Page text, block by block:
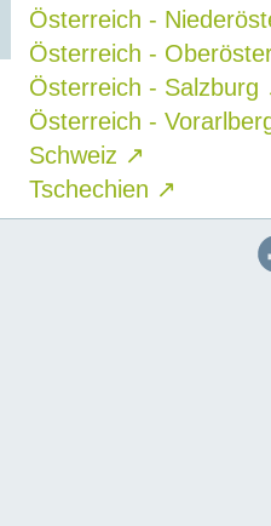
Österreich -
Österreich -
Österreich - Salzburg
Österreich -
Schweiz ↗
Tschechien ↗